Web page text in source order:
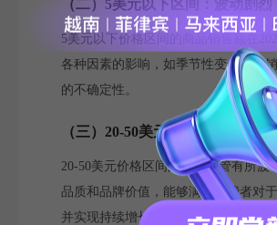
（二）5美元以下区间：波动剧烈
5美元以下价格区间的商品销售额在
各种因素的影响，如季节性变化、促
的不确定性。
（三）20-50美元区间：稳定增长
20-50美元价格区间的商品尽管有所波
品质和品牌价值，能够满足消费者对
并实现持续增长。